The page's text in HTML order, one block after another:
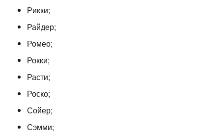
Рикки;
Райдер;
Ромео;
Рокки;
Расти;
Роско;
Сойер;
Сэмми;